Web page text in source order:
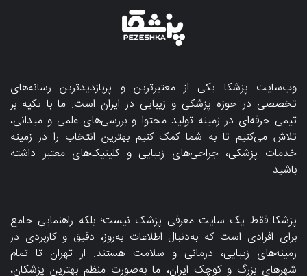
وب‌سایت پزشکا یکی از معتبرترین و پربازدیدترین رسانه‌های
تخصصی در حوزه پزشکی و زیبایی در ایران است. ما با تکیه بر
تیمی حرفه‌ای در زمینه تولید محتوا و بررسی‌های علمی و میدانی،
تلاش می‌کنیم تا به شما کمک کنیم بهترین انتخاب را در زمینه
خدمات پزشکی، جراحی‌های زیبایی و کلینیک‌های معتبر داشته
باشید.
پزشکا فقط یک سایت معرفی پزشک نیست؛ بلکه راهنمایی جامع
برای افرادی است که به‌دنبال اطلاعات به‌روز، دقیق و کاربردی در
زمینه‌های زیبایی، درمانی و سلامت هستند. از تهران تا تمام
شهرهای بزرگ و کوچک ایران، ما به‌صورت منظم بهترین پزشکان،